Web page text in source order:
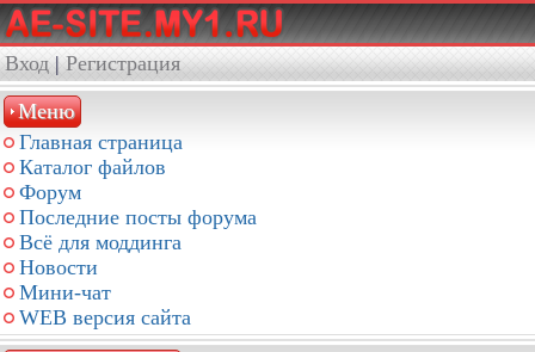
Вход|Регистрация
Меню
Главная страница
Каталог файлов
Форум
Последние посты форума
Всё для моддинга
Новости
Мини-чат
WEB версия сайта